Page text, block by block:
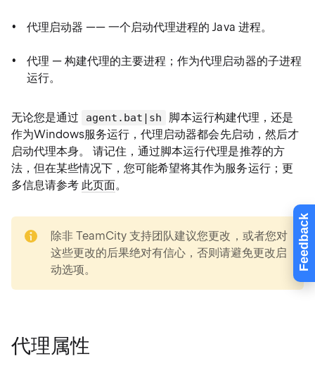
Feedback
代理启动器 —— 一个启动代理进程的 Java 进程。
代理 — 构建代理的主要进程；作为代理启动器的子进程
运行。
无论您是通过 agent.bat|sh
脚本运行构建代理，还是
作为Windows服务运行，代理启动器都会先启动，然后才
启动代理本身。 请记住，通过脚本运行代理是推荐的方
法，但在某些情况下，您可能希望将其作为服务运行；更
多信息请参考 此页面。
除非 TeamCity 支持团队建议您更改，或者您对
这些更改的后果绝对有信心，否则请避免更改启
动选项。
代理属性